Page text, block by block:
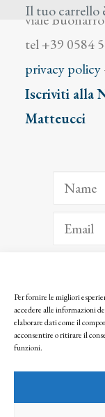
Per fornire le migliori
accedere alle informazioni
elaborare dati come il
acconsentire o ritirare il
funzioni.
Il tuo carrello
viale
tel +39 0584
privacy policy
Iscriviti alla
Matteucci
Facendo clic per
seguendo la nostra
© 2025 Istituto Matteucci.
l’autorizzazione scritta